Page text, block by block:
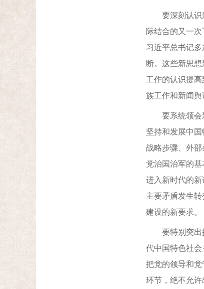
要深刻认识新
际结合的又一
习近平总书记
断。这些新思
工作的认识提
族工作和新闻舆
要系统领会新
坚持和发展中
战略步骤、外
党治国治军的
进入新时代的
主要矛盾发生
建设的新要求。
要特别突出把
代中国特色社
把党的领导和
环节，绝不允许